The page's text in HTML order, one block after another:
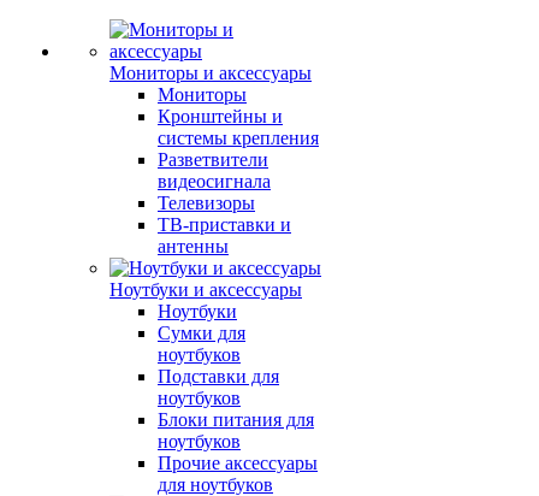
Мониторы и аксессуары
Мониторы
Кронштейны и
системы крепления
Разветвители
видеосигнала
Телевизоры
ТВ-приставки и
антенны
Ноутбуки и аксессуары
Ноутбуки
Сумки для
ноутбуков
Подставки для
ноутбуков
Блоки питания для
ноутбуков
Прочие аксессуары
для ноутбуков